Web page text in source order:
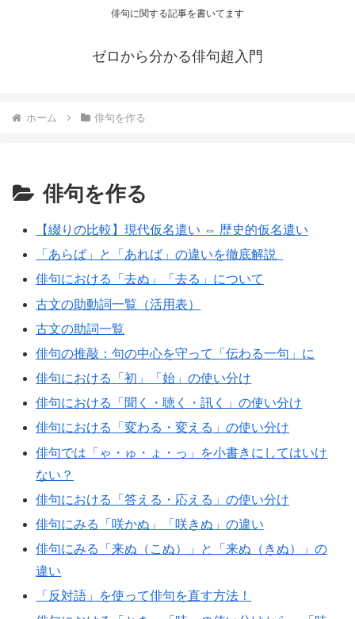
俳句に関する記事を書いてます
ゼロから分かる俳句超入門
ホーム 俳句を作る
俳句を作る
【綴りの比較】現代仮名遣い ⇔ 歴史的仮名遣い
「あらば」と「あれば」の違いを徹底解説
俳句における「去ぬ」「去る」について
古文の助動詞一覧（活用表）
古文の助詞一覧
俳句の推敲：句の中心を守って「伝わる一句」に
俳句における「初」「始」の使い分け
俳句における「聞く・聴く・訊く」の使い分け
俳句における「変わる・変える」の使い分け
俳句では「ゃ・ゅ・ょ・っ」を小書きにしてはいけ
ない？
俳句における「答える・応える」の使い分け
俳句にみる「咲かぬ」「咲きぬ」の違い
俳句にみる「来ぬ（こぬ）」と「来ぬ（きぬ）」の
違い
「反対語」を使って俳句を直す方法！